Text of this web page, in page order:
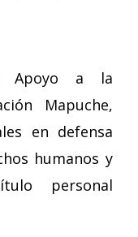
Apoyo a la
Mapuche,
en defensa
humanos y
personal